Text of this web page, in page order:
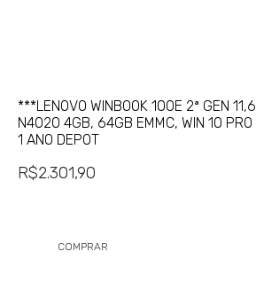
***LENOVO WINBOOK 100E 2ª GEN
N4020 4GB, 64GB EMMC, WIN 10
1 ANO DEPOT
R$2.301,90
COMPRAR